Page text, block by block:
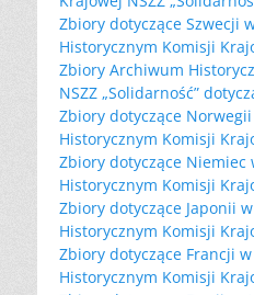
Zbiory dotyczące Szwecji
Historycznym Komisji
Zbiory Archiwum
NSZZ „Solidarność”
Zbiory dotyczące
Historycznym Komisji
Zbiory dotyczące Niemiec
Historycznym Komisji
Zbiory dotyczące Japonii
Historycznym Komisji
Zbiory dotyczące Francji
Historycznym Komisji